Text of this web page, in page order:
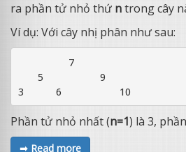
ra phần tử nhỏ thứ ntrong cây
Ví dụ: Với cây nhị phân như sau:
        7
   5         9
Phần tử nhỏ nhất (n=1) là 3,
➟ Read more